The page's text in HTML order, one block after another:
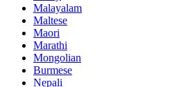
Malayalam
Maltese
Maori
Marathi
Mongolian
Burmese
Nepali